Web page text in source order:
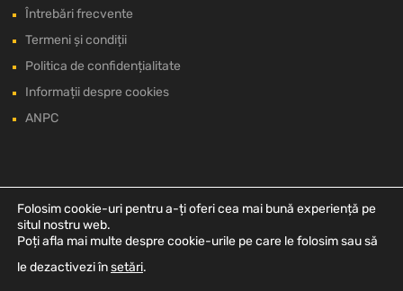
Întrebări frecvente
Termeni și condiții
Politica de confidențialitate
Informații despre cookies
ANPC
Folosim cookie-uri pentru a-ți oferi cea mai bună experiență pe
situl nostru web.
Poți afla mai multe despre cookie-urile pe care le folosim sau să
le dezactivezi însetări.